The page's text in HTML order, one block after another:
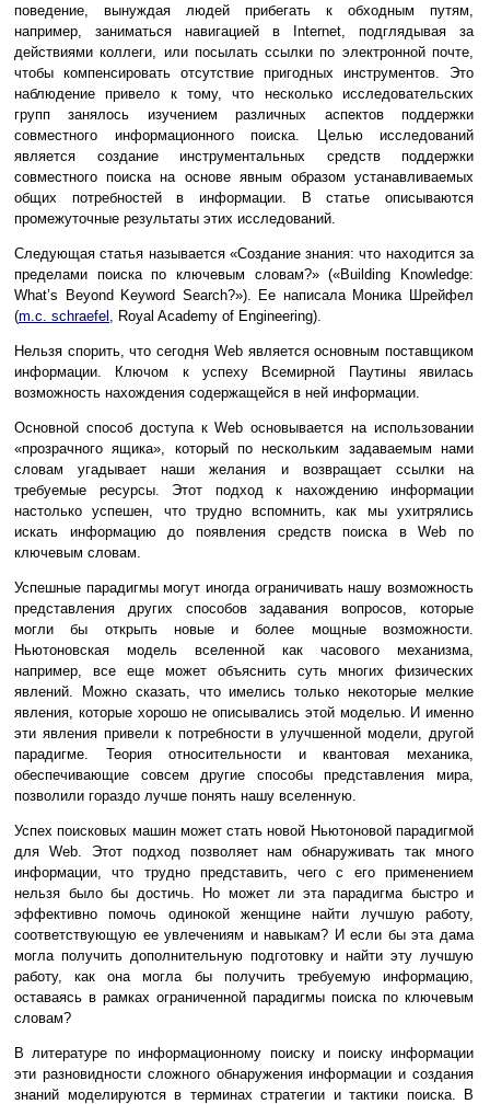
поведение, вынуждая людей прибегать к обходным путям,
например, заниматься навигацией в Internet, подглядывая за
действиями коллеги, или посылать ссылки по электронной почте,
чтобы компенсировать отсутствие пригодных инструментов. Это
наблюдение привело к тому, что несколько исследовательских
групп занялось изучением различных аспектов поддержки
совместного информационного поиска. Целью исследований
является создание инструментальных средств поддержки
совместного поиска на основе явным образом устанавливаемых
общих потребностей в информации. В статье описываются
промежуточные результаты этих исследований.
Следующая статья называется «Создание знания: что находится за
пределами поиска по ключевым словам?» («Building Knowledge:
What’s Beyond Keyword Search?»). Ее написала Моника Шрейфел
(m.c. schraefel , Royal Academy of Engineering).
Нельзя спорить, что сегодня Web является основным поставщиком
информации. Ключом к успеху Всемирной Паутины явилась
возможность нахождения содержащейся в ней информации.
Основной способ доступа к Web основывается на использовании
«прозрачного ящика», который по нескольким задаваемым нами
словам угадывает наши желания и возвращает ссылки на
требуемые ресурсы. Этот подход к нахождению информации
настолько успешен, что трудно вспомнить, как мы ухитрялись
искать информацию до появления средств поиска в Web по
ключевым словам.
Успешные парадигмы могут иногда ограничивать нашу возможность
представления других способов задавания вопросов, которые
могли бы открыть новые и более мощные возможности.
Ньютоновская модель вселенной как часового механизма,
например, все еще может объяснить суть многих физических
явлений. Можно сказать, что имелись только некоторые мелкие
явления, которые хорошо не описывались этой моделью. И именно
эти явления привели к потребности в улучшенной модели, другой
парадигме. Теория относительности и квантовая механика,
обеспечивающие совсем другие способы представления мира,
позволили гораздо лучше понять нашу вселенную.
Успех поисковых машин может стать новой Ньютоновой парадигмой
для Web. Этот подход позволяет нам обнаруживать так много
информации, что трудно представить, чего с его применением
нельзя было бы достичь. Но может ли эта парадигма быстро и
эффективно помочь одинокой женщине найти лучшую работу,
соответствующую ее увлечениям и навыкам? И если бы эта дама
могла получить дополнительную подготовку и найти эту лучшую
работу, как она могла бы получить требуемую информацию,
оставаясь в рамках ограниченной парадигмы поиска по ключевым
словам?
В литературе по информационному поиску и поиску информации
эти разновидности сложного обнаружения информации и создания
знаний моделируются в терминах стратегии и тактики поиска. В